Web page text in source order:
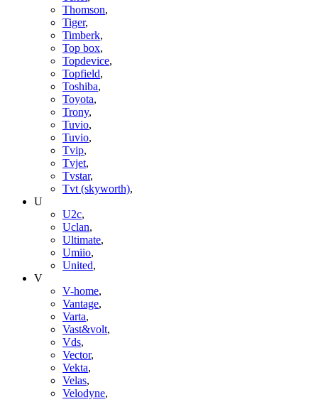
Thomson,
Tiger,
Timberk,
Top box,
Topdevice,
Topfield,
Toshiba,
Toyota,
Trony,
Tuvio,
Tuvio,
Tvip,
Tvjet,
Tvstar,
Tvt (skyworth),
U
U2c,
Uclan,
Ultimate,
Umiio,
United,
V
V-home,
Vantage,
Varta,
Vast&volt,
Vds,
Vector,
Vekta,
Velas,
Velodyne,